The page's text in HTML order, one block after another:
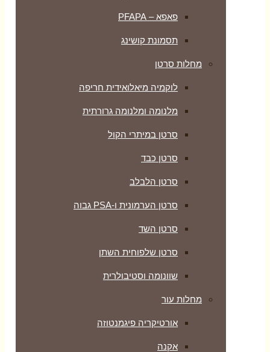
פאפא – PFAPA
תסמונת קושינג
מחלות סרטן
לוקמיה מיאלואידית חריפה
מלנומה ומלנומה גרורתית
סרטן במיתרי הקול
סרטן כבד
סרטן הלבלב
סרטן הערמונית ו-PSA גבוה
סרטן השד
סרטן שלפוחית השתן
שוונומה וסטיבולרית
מחלות עור
אורטיקריה פיגמנטוזה
אקנה